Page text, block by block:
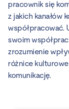
pracownik się
z jakich kanałów
współpracować.
swoim
zrozumienie
różnice
komunikację.